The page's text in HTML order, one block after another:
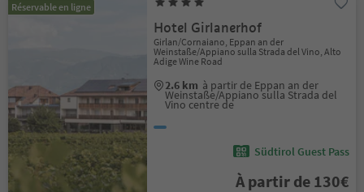
Réservable en ligne
Hotel Girlanerhof
Girlan/Cornaiano, Eppan an der
Weinstaße/Appiano sulla Strada del Vino, Alto
Adige Wine Road
2.6 km à partir de Eppan an der
Weinstaße/Appiano sulla Strada del
Vino centre de
Südtirol Guest Pass
À partir de 130€